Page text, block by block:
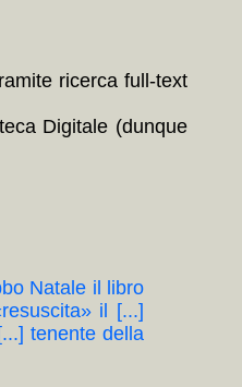
ricerca full-text
Digitale (dunque
Natale il libro
il [...]
tenente della